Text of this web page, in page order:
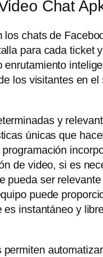
Chat
los chats de
para cada ticket
enrutamiento
los visitantes en
y
únicas que
de video, si es
pueda ser
puede
es instantáneo y